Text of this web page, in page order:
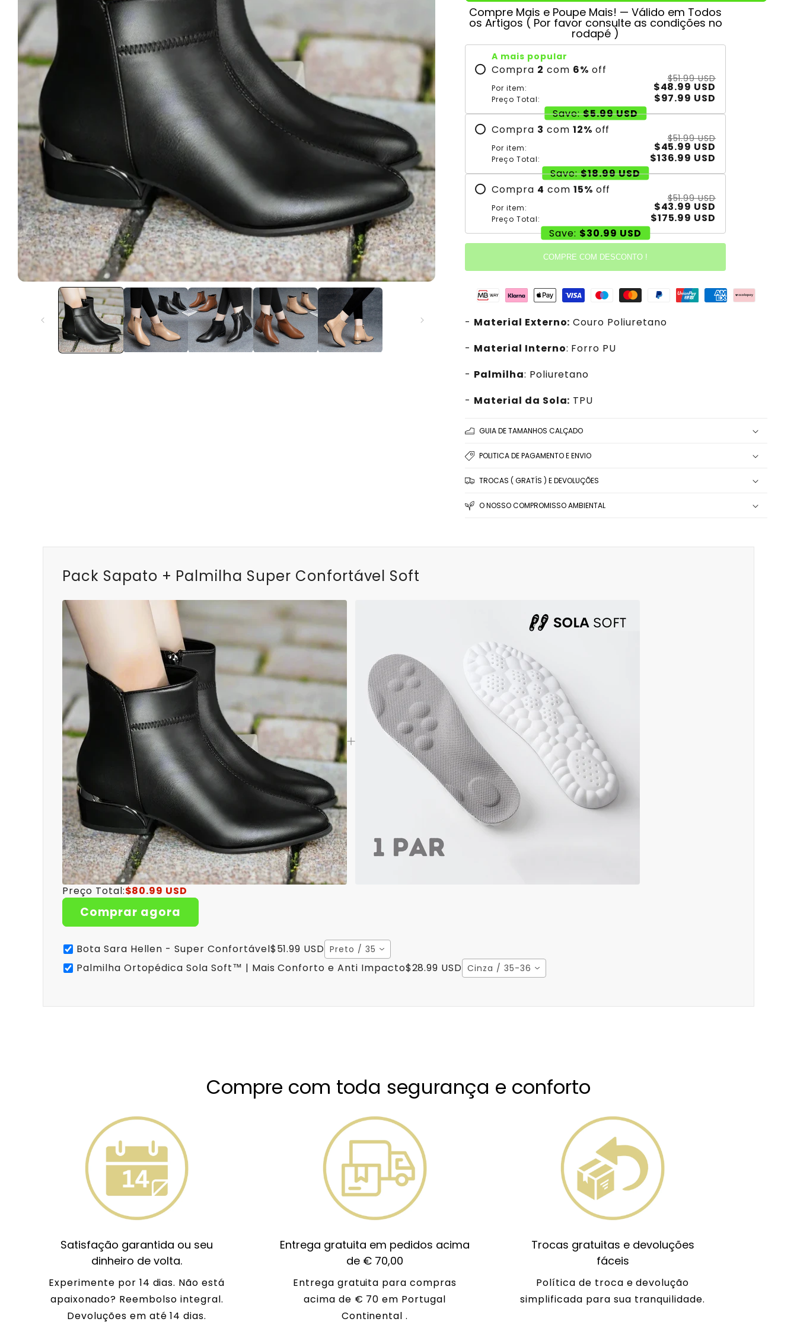
Compre Mais e Poupe Mais! — Válido em Todos
os Artigos ( Por favor consulte as condições no
rodapé )
A mais popular
Compra 2 com 6% off
Por item:
$51.99 USD
$48.99 USD
Preço Total:
$97.99 USD
Save: $5.99 USD
Compra 3 com 12% off
Por item:
$51.99 USD
$45.99 USD
Preço Total:
$136.99 USD
Save: $18.99 USD
Compra 4 com 15% off
Por item:
$51.99 USD
$43.99 USD
Preço Total:
$175.99 USD
Save: $30.99 USD
COMPRE COM DESCONTO !
- Material Externo: Couro Poliuretano
- Material Interno: Forro PU
- Palmilha: Poliuretano
- Material da Sola: TPU
GUIA DE TAMANHOS CALÇADO
POLITICA DE PAGAMENTO E ENVIO
TROCAS ( GRATÍS ) E DEVOLUÇÕES
O NOSSO COMPROMISSO AMBIENTAL
Pack Sapato + Palmilha Super Confortável Soft
Preço Total:$80.99 USD
Comprar agora
Bota Sara Hellen - Super Confortável$51.99 USD Preto / 35
Palmilha Ortopédica Sola Soft™ | Mais Conforto e Anti Impacto$28.99 USD Cinza / 35-36
Compre com toda segurança e conforto
Satisfação garantida ou seu
dinheiro de volta.
Experimente por 14 dias. Não está
apaixonado? Reembolso integral.
Devoluções em até 14 dias.
Entrega gratuita em pedidos acima
de € 70,00
Entrega gratuita para compras
acima de € 70 em Portugal
Continental .
Trocas gratuitas e devoluções
fáceis
Política de troca e devolução
simplificada para sua tranquilidade.